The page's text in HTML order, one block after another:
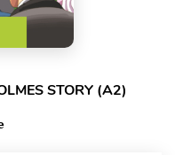
STORY (A2)